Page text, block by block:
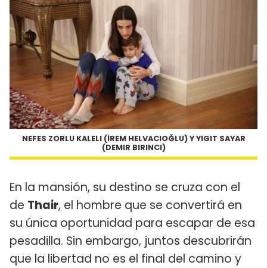
NEFES ZORLU KALELI (İREM HELVACIOĞLU) Y YIGIT SAYAR
(DEMIR BIRINCI)
En la mansión, su destino se cruza con el
de Thair, el hombre que se convertirá en
su única oportunidad para escapar de esa
pesadilla. Sin embargo, juntos descubrirán
que la libertad no es el final del camino y